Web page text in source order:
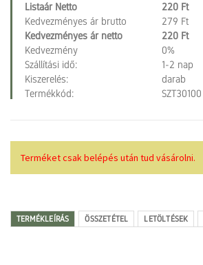
Listaár Netto
220 Ft
Kedvezményes ár brutto
279 Ft
Kedvezményes ár netto
220 Ft
Kedvezmény
0%
Szállítási idő:
1-2 nap
Kiszerelés:
darab
Termékkód:
SZT30100
Terméket csak belépés után tud vásárolni.
TERMÉKLEÍRÁS ÖSSZETÉTEL LETÖLTÉSEK